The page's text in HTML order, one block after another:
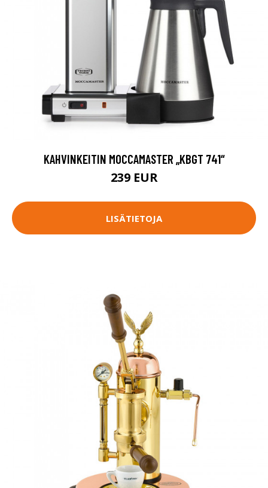
KAHVINKEITIN MOCCAMASTER „KBGT 741“
239 EUR
LISÄTIETOJA